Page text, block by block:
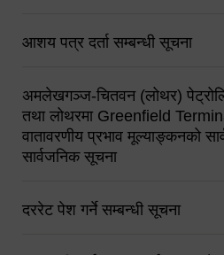
आशय पत्र दर्ता सम्बन्धी सूचना
अमलेखगञ्ज-चितवन (लोथर)
तथा लोथरमा Greenfield
वातावरणीय प्रभाव मूल्याङ्कनको
सार्वजनिक सूचना
दररेट पेश गर्ने सम्बन्धी सूचना